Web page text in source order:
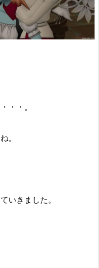
・・。
。
いきました。